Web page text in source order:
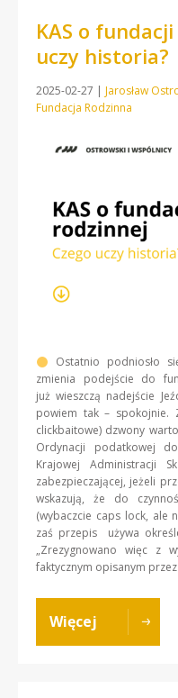
KAS o
uczy historia?
2025-02-27 | Jarosław
Fundacja Rodzinna
Ostatnio podniosło
zmienia podejście do
już wieszczą nadejście
powiem tak – spokojnie.
clickbaitowe) dzwony
Ordynacji podatkowej
Krajowej Administracji
zabezpieczającej, jeżeli
wskazują, że do
(wybaczcie caps lock, ale
zaś przepis używa
„Zrezygnowano więc z
faktycznym opisanym
Więcej